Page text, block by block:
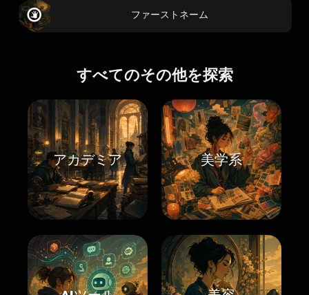
ファーストネーム
すべてのその他を探索
アカデミア 美学系